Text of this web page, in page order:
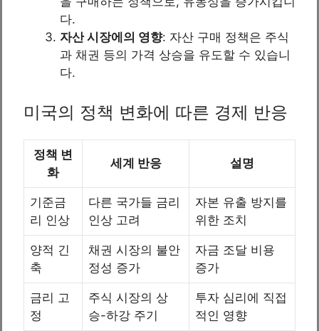
다.
자산 시장에의 영향: 자산 구매 정책은 주식
과 채권 등의 가격 상승을 유도할 수 있습니
다.
미국의 정책 변화에 따른 경제 반응
정책 변
화
세계 반응 설명
기준금
리 인상
다른 국가들 금리
인상 고려
자본 유출 방지를
위한 조치
양적 긴
축
채권 시장의 불안
정성 증가
자금 조달 비용
증가
금리 고
정
주식 시장의 상
승-하강 주기
투자 심리에 직접
적인 영향